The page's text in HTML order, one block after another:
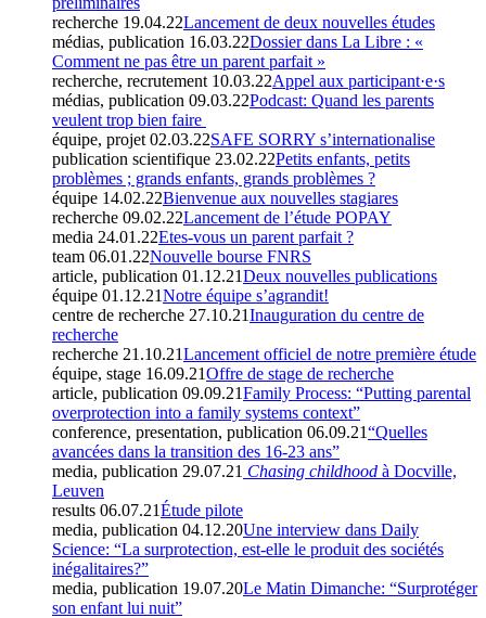
recherche 19.04.22Lancement de deux nouvelles études
médias, publication 16.03.22Dossier dans La Libre : «
Comment ne pas être un parent parfait »
recherche, recrutement 10.03.22Appel aux participant·e·s
médias, publication 09.03.22Podcast: Quand les parents
veulent trop bien faire
équipe, projet 02.03.22SAFE SORRY s’internationalise
publication scientifique 23.02.22Petits enfants, petits
problèmes ; grands enfants, grands problèmes ?
équipe 14.02.22Bienvenue aux nouvelles stagiares
recherche 09.02.22Lancement de l’étude POPAY
media 24.01.22Etes-vous un parent parfait ?
team 06.01.22Nouvelle bourse FNRS
article, publication 01.12.21Deux nouvelles publications
équipe 01.12.21Notre équipe s’agrandit!
centre de recherche 27.10.21Inauguration du centre de
recherche
recherche 21.10.21Lancement officiel de notre première étude
équipe, stage 16.09.21Offre de stage de recherche
article, publication 09.09.21Family Process: “Putting parental
overprotection into a family systems context”
conference, presentation, publication 06.09.21“Quelles
avancées dans la transition des 16-23 ans”
media, publication 29.07.21 Chasing childhood à Docville,
Leuven
results 06.07.21Étude pilote
media, publication 04.12.20Une interview dans Daily
Science: “La surprotection, est-elle le produit des sociétés
inégalitaires?”
media, publication 19.07.20Le Matin Dimanche: “Surprotéger
son enfant lui nuit”